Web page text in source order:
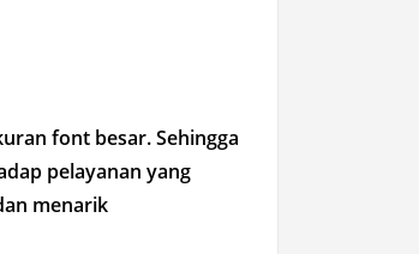
font besar. Sehingga
pelayanan yang
menarik